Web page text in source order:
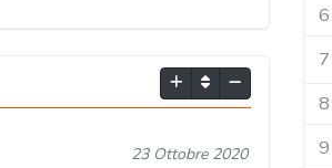
23 Ottobre 2020
6
7
8
9